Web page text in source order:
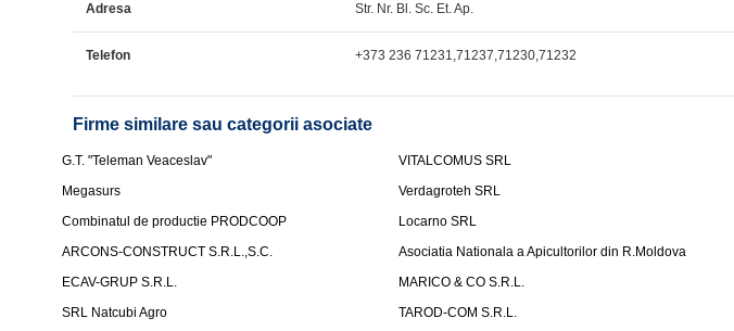
Adresa Str. Nr. Bl. Sc. Et. Ap.
Telefon +373 236 71231,71237,71230,71232
Firme similare sau categorii asociate
G.T. "Teleman Veaceslav" VITALCOMUS SRL
Megasurs
Verdagroteh SRL
Combinatul de productie PRODCOOP
Locarno SRL
ARCONS-CONSTRUCT S.R.L.,S.C.
Asociatia Nationala a Apicultorilor din R.Moldova
ECAV-GRUP S.R.L.
MARICO & CO S.R.L.
SRL Natcubi Agro
TAROD-COM S.R.L.